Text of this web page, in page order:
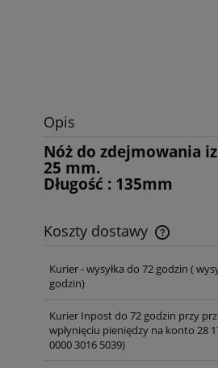
Opis
Nóż do zdejmowania
25 mm.
Długość : 135mm
Koszty dostawy
Cena nie
Kurier - wysyłka do 72 godzin (
godzin)
Kurier Inpost do 72 godzin przy
wpłynięciu pieniędzy na konto 28
0000 3016 5039)